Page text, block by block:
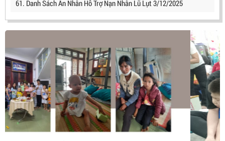
61. Danh Sách Ân Nhân Hỗ Trợ Nạn Nhân Lũ Lụt 3/12/2025